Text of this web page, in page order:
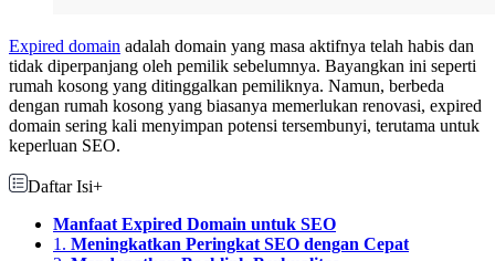
Expired domain adalah domain yang masa aktifnya telah habis dan
tidak diperpanjang oleh pemilik sebelumnya. Bayangkan ini seperti
rumah kosong yang ditinggalkan pemiliknya. Namun, berbeda
dengan rumah kosong yang biasanya memerlukan renovasi, expired
domain sering kali menyimpan potensi tersembunyi, terutama untuk
keperluan SEO.
Daftar Isi+
Manfaat Expired Domain untuk SEO
1. Meningkatkan Peringkat SEO dengan Cepat